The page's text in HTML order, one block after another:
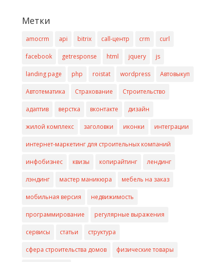
Метки
amocrm api bitrix call-центр crm curl
facebook getresponse html jquery js
landing page php roistat wordpress Автовыкуп
Автотематика Страхование Строительство
адаптив верстка вконтакте дизайн
жилой комплекс заголовки иконки интеграции
интернет-маркетинг для строительных компаний
инфобизнес квизы копирайтинг лендинг
лэндинг мастер маникюра мебель на заказ
мобильная версия недвижимость
программирование регулярные выражения
сервисы статьи структура
сфера строительства домов физические товары